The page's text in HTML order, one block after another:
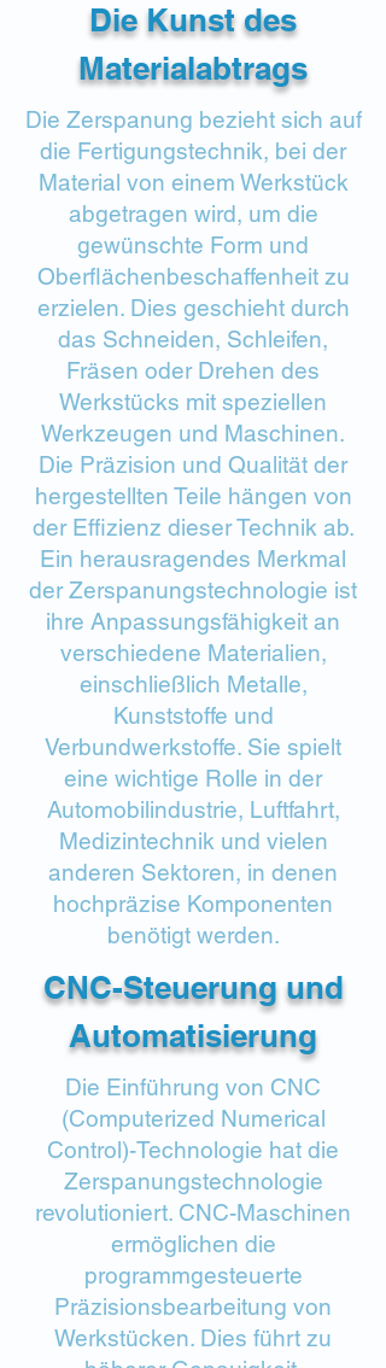
Die Kunst des
Materialabtrags
Die Zerspanung bezieht sich auf
die Fertigungstechnik, bei der
Material von einem Werkstück
abgetragen wird, um die
gewünschte Form und
Oberflächenbeschaffenheit zu
erzielen. Dies geschieht durch
das Schneiden, Schleifen,
Fräsen oder Drehen des
Werkstücks mit speziellen
Werkzeugen und Maschinen.
Die Präzision und Qualität der
hergestellten Teile hängen von
der Effizienz dieser Technik ab.
Ein herausragendes Merkmal
der Zerspanungstechnologie ist
ihre Anpassungsfähigkeit an
verschiedene Materialien,
einschließlich Metalle,
Kunststoffe und
Verbundwerkstoffe. Sie spielt
eine wichtige Rolle in der
Automobilindustrie, Luftfahrt,
Medizintechnik und vielen
anderen Sektoren, in denen
hochpräzise Komponenten
benötigt werden.
CNC-Steuerung und
Automatisierung
Die Einführung von CNC
(Computerized Numerical
Control)-Technologie hat die
Zerspanungstechnologie
revolutioniert. CNC-Maschinen
ermöglichen die
programmgesteuerte
Präzisionsbearbeitung von
Werkstücken. Dies führt zu